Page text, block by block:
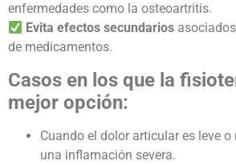
enfermedades como la osteoartritis.
Evita efectos secundarios
de medicamentos.
Casos en los que la
mejor opción:
Cuando el dolor articular es leve
una inflamación severa.